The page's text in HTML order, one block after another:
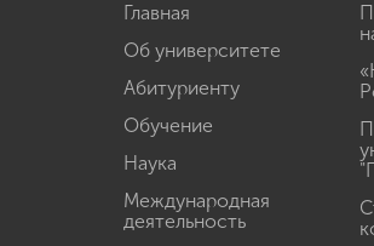
Главная
Об университете
Абитуриенту
Обучение
Наука
Международная
деятельность